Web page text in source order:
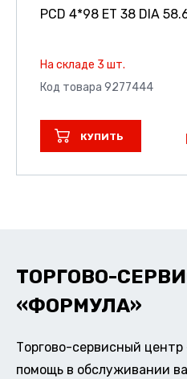
PCD 4*98 ET 38 DIA
На складе 3 шт.
Код товара 9277444
КУПИТЬ
ТОРГОВО-
«ФОРМУЛА»
Торгово-сервисный
помощь в обслуживании